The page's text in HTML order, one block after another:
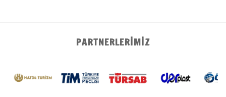
PARTNERLERIMIZ